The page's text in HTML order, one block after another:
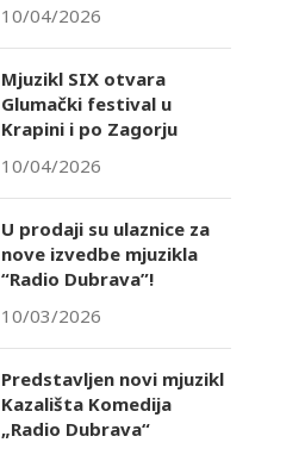
10/04/2026
Mjuzikl SIX otvara
Glumački festival u
Krapini i po Zagorju
10/04/2026
U prodaji su ulaznice za
nove izvedbe mjuzikla
“Radio Dubrava”!
10/03/2026
Predstavljen novi mjuzikl
Kazališta Komedija
„Radio Dubrava“